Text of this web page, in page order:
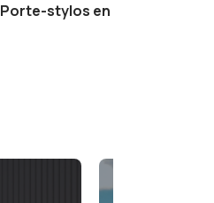
Porte-stylos en marbre Nero